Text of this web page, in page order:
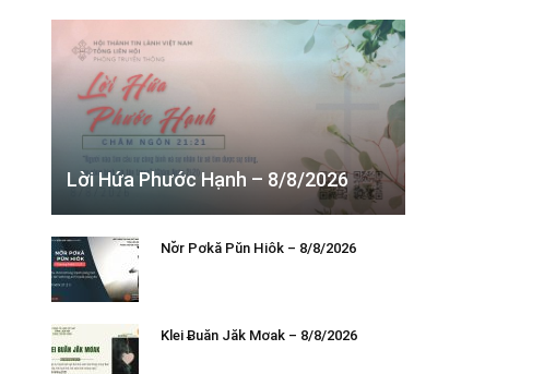
Lời Hứa Phước Hạnh – 8/8/2026
Nơ̆r Pơkă Pŭn Hiôk – 8/8/2026
Klei Ƀuăn Jăk Mơak – 8/8/2026